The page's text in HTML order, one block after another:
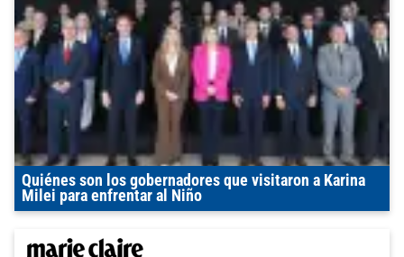
Quiénes son los gobernadores que visitaron a Karina
Milei para enfrentar al Niño